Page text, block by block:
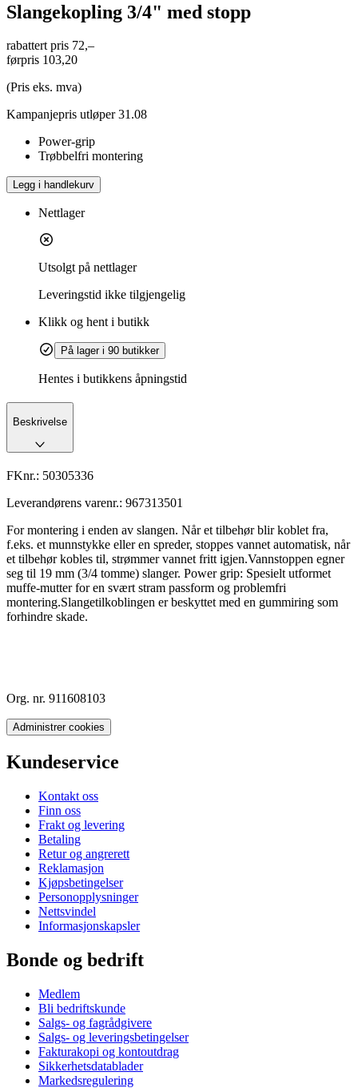
Slangekopling 3/4" med stopp
rabattert pris 72,–
førpris 103,20
(Pris eks. mva)
Kampanjepris utløper 31.08
Power-grip
Trøbbelfri montering
Legg i handlekurv
Nettlager
Utsolgt på nettlager
Leveringstid ikke tilgjengelig
Klikk og hent i butikk
På lager i 90 butikker
Hentes i butikkens åpningstid
Beskrivelse
FKnr.: 50305336
Leverandørens varenr.: 967313501
For montering i enden av slangen. Når et tilbehør blir koblet fra,
f.eks. et munnstykke eller en spreder, stoppes vannet automatisk, når
et tilbehør kobles til, strømmer vannet fritt igjen.Vannstoppen egner
seg til 19 mm (3/4 tomme) slanger. Power grip: Spesielt utformet
muffe-mutter for en svært stram passform og problemfri
montering.Slangetilkoblingen er beskyttet med en gummiring som
forhindre skade.
Org. nr. 911608103
Administrer cookies
Kundeservice
Kontakt oss
Finn oss
Frakt og levering
Betaling
Retur og angrerett
Reklamasjon
Kjøpsbetingelser
Personopplysninger
Nettsvindel
Informasjonskapsler
Bonde og bedrift
Medlem
Bli bedriftskunde
Salgs- og fagrådgivere
Salgs- og leveringsbetingelser
Fakturakopi og kontoutdrag
Sikkerhetsdatablader
Markedsregulering